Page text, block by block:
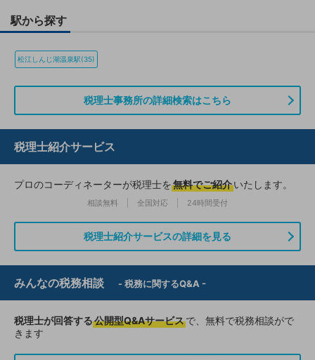
駅から探す
松江しんじ湖温泉駅(35)
税理士事務所の詳細検索はこちら
税理士紹介サービス
プロのコーディネーターが税理士を無料でご紹介いたします。
相談無料 全国対応 24時間受付
税理士紹介サービスの詳細を見る
みんなの税務相談 - 税務に関するQ&A -
税理士が回答する公開型Q&Aサービスで、無料で税務相談がで
きます